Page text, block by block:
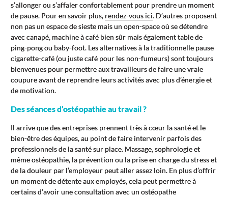
s’allonger ou s’affaler confortablement pour prendre un moment
de pause. Pour en savoir plus, rendez-vous ici. D’autres proposent
non pas un espace de sieste mais un open-space où se détendre
avec canapé, machine à café bien sûr mais également table de
ping-pong ou baby-foot. Les alternatives à la traditionnelle pause
cigarette-café (ou juste café pour les non-fumeurs) sont toujours
bienvenues pour permettre aux travailleurs de faire une vraie
coupure avant de reprendre leurs activités avec plus d’énergie et
de motivation.
Des séances d’ostéopathie au travail ?
Il arrive que des entreprises prennent très à cœur la santé et le
bien-être des équipes, au point de faire intervenir parfois des
professionnels de la santé sur place. Massage, sophrologie et
même ostéopathie, la prévention ou la prise en charge du stress et
de la douleur par l’employeur peut aller assez loin. En plus d’offrir
un moment de détente aux employés, cela peut permettre à
certains d’avoir une consultation avec un ostéopathe